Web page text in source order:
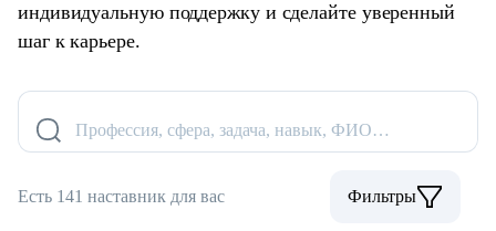
индивидуальную поддержку и сделайте уверенный
шаг к карьере.
Профессия, сфера, задача, навык, ФИО…
Есть 141 наставник для вас Фильтры